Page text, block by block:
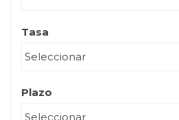
Tasa
Plazo